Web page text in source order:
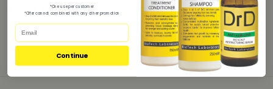
打理的人。...*One use per customer
*Offer cannot combined with any other promotion
Continue